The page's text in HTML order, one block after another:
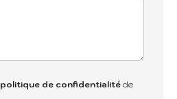
politique de confidentialitéde